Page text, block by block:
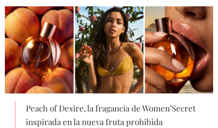
Peach of Desire, la fragancia de Women’Secret
inspirada en la nueva fruta prohibida